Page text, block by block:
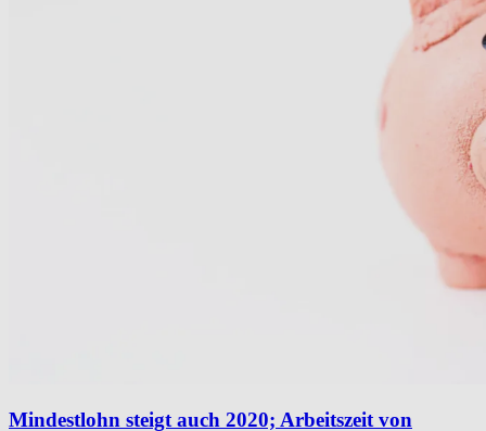
Mindestlohn steigt auch 2020; Arbeitszeit von